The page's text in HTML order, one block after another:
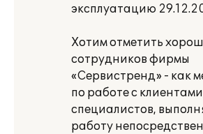
эксплуатацию
Хотим отметить
сотрудников фирмы
«Сервистренд» - как
по работе с
специалистов,
работу